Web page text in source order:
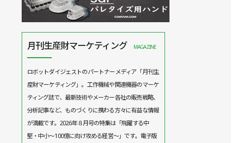
月刊生産財マーケティング MAGAZINE
ロボットダイジェストのパートナーメディア「月刊生
産財マーケティング」。工作機械や関連機器のマーケ
ティング誌で、最新技術やメーカー各社の販売戦略、
分析記事など、ものづくりに携わる方々に有益な情報
が満載です。2026年８月号の特集は「飛躍する中
堅・中小～100億に向け攻める経営～」です。電子版